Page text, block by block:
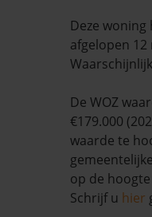
Deze
afgelopen
De WOZ
€179.000
waarde te
op de
Schrijf u hier